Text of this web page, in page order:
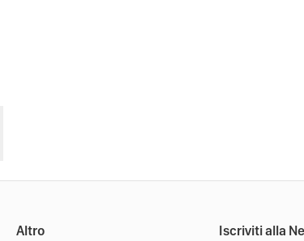
Altro Iscriviti alla